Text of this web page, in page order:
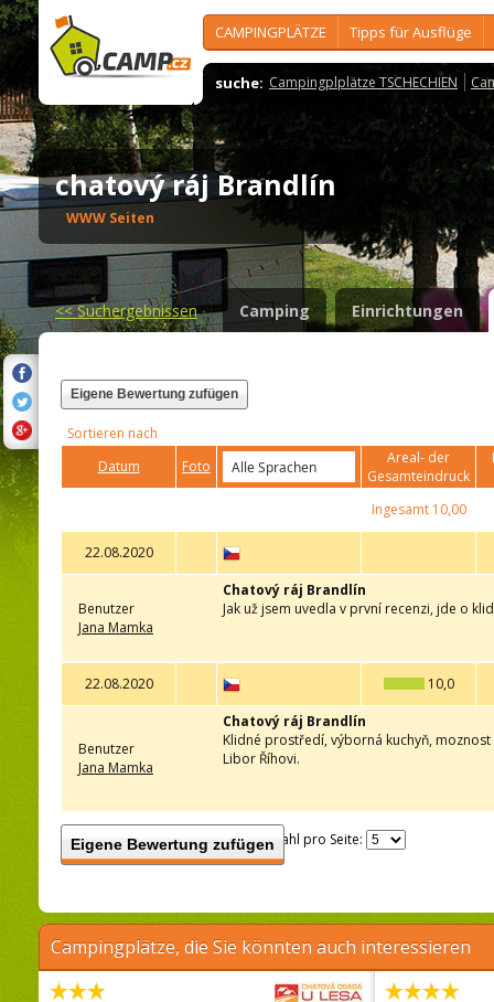
CAMPINGPLÄTZE Tipps für Ausflüge
suche: Campingplplätze TSCHECHIEN
chatový ráj Brandlín
WWW Seiten
<<Suchergebnissen Camping Einrichtungen
Eigene Bewertung zufügen
Sortieren nach
Datum
Foto
Areal- der
Gesamteindruck
Ingesamt10,00
22.08.2020
Benutzer
Jana Mamka
Chatový ráj Brandlín
Jak už jsem uvedla v první recenzi, jde o
22.08.2020 10,0
Benutzer
Jana Mamka
Chatový ráj Brandlín
Klidné prostředí, výborná kuchyň,
Libor Říhovi.
Eigene Bewertung zufügenAnzahl pro Seite:
Campingplätze, die Sie könnten auch interessieren